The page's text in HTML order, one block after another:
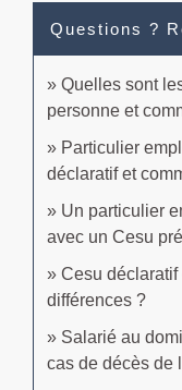
Questions ?
Quelles sont
personne et
Particulier
déclaratif et
Un particulier
avec un Cesu
Cesu
différences ?
Salarié au
cas de décès de